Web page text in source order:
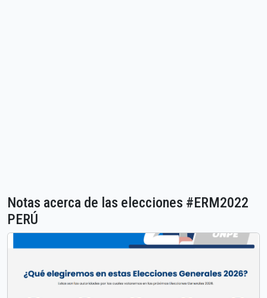
Notas acerca de las elecciones #ERM2022
PERÚ